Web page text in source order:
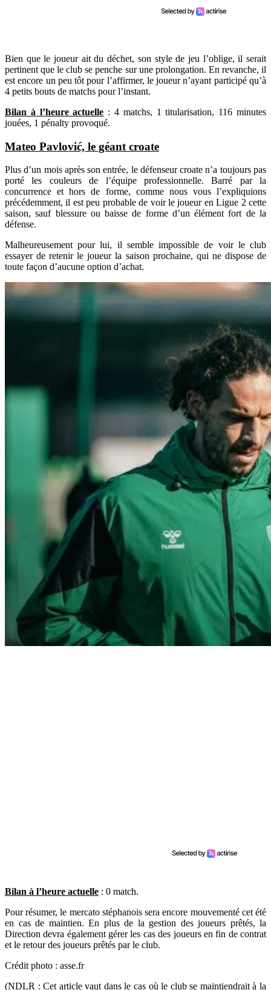
Bien que le joueur ait du déchet, son style de jeu l’oblige, il serait
pertinent que le club se penche sur une prolongation. En revanche, il
est encore un peu tôt pour l’affirmer, le joueur n’ayant participé qu’à
4 petits bouts de matchs pour l’instant.
Bilan à l’heure actuelle : 4 matchs, 1 titularisation, 116 minutes
jouées, 1 pénalty provoqué.
Mateo Pavlović, le géant croate
Plus d’un mois après son entrée, le défenseur croate n’a toujours pas
porté les couleurs de l’équipe professionnelle. Barré par la
concurrence et hors de forme, comme nous vous l’expliquions
précédemment, il est peu probable de voir le joueur en Ligue 2 cette
saison, sauf blessure ou baisse de forme d’un élément fort de la
défense.
Malheureusement pour lui, il semble impossible de voir le club
essayer de retenir le joueur la saison prochaine, qui ne dispose de
toute façon d’aucune option d’achat.
Bilan à l’heure actuelle : 0 match.
Pour résumer, le mercato stéphanois sera encore mouvementé cet été
en cas de maintien. En plus de la gestion des joueurs prêtés, la
Direction devra également gérer les cas des joueurs en fin de contrat
et le retour des joueurs prêtés par le club.
Crédit photo : asse.fr
(NDLR : Cet article vaut dans le cas où le club se maintiendrait à la